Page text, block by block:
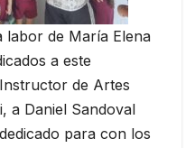
labor de María Elena
a este
de Artes
a Daniel Sandoval
para con los